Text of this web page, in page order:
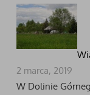
2 marca, 2019
W Dolinie